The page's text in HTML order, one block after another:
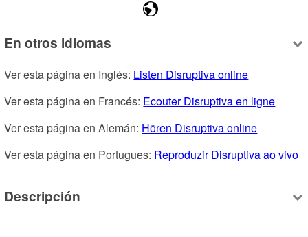
En otros idiomas
Ver esta página en Inglés: Listen Disruptiva online
Ver esta página en Francés: Ecouter Disruptiva en ligne
Ver esta página en Alemán: Hören Disruptiva online
Ver esta página en Portugues: Reproduzir Disruptiva ao vivo
Descripción